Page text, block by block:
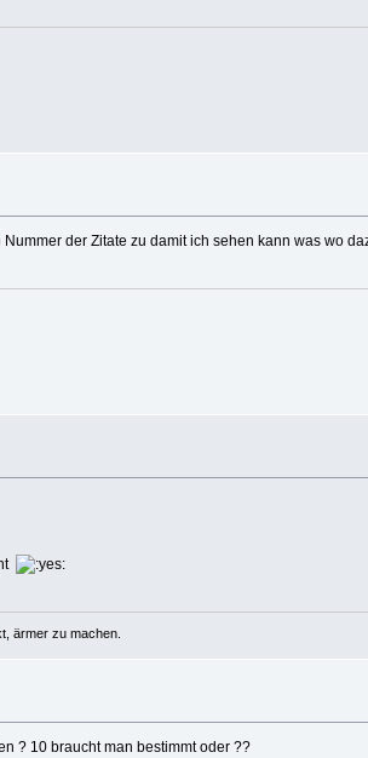
der Zitate zu damit ich sehen kann was wo
ärmer zu machen.
? 10 braucht man bestimmt oder ??